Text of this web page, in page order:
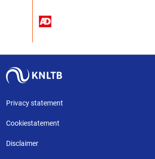
Privacy statement
Cookiestatement
Disclaimer